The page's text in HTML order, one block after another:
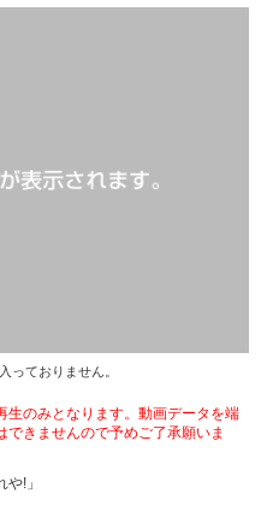
っておりません。
のみとなります。動画データを端
きませんので予めご了承願いま
!」